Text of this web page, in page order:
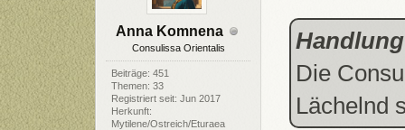
Anna Komnena
Consulissa Orientalis
Beiträge: 451
Themen: 33
Registriert seit: Jun 2017
Herkunft:
Mytilene/Ostreich/Eturaea
Die
Lächelnd